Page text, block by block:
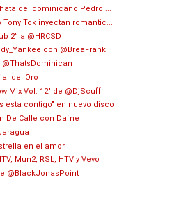
del dominicano Pedro ...
Tony Tok inyectan romantic...
2” a @HRCSD
con @BreaFrank
del Oro
Mix Vol. 12" de @DjScuff
esta contigo" en nuevo disco
De Calle con Dafne
en el amor
Mun2, RSL, HTV y Vevo
@BlackJonasPoint